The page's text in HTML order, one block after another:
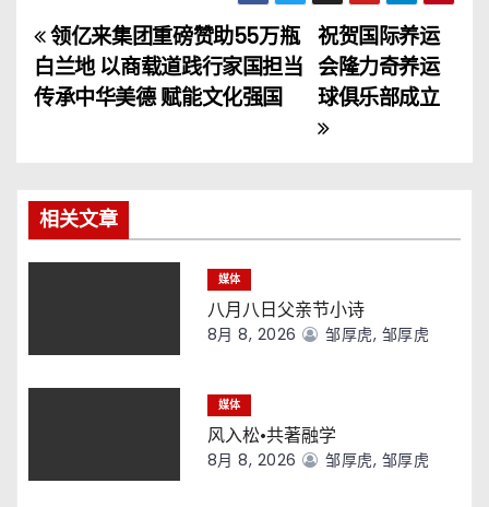
文
章
祝贺国际养运
会隆力奇养运
球俱乐部成立
领亿来集团重磅赞助55万瓶
白兰地 以商载道践行家国担当
传承中华美德 赋能文化强国
相关文章
媒体
八月八日父亲节小诗
8月 8, 2026 邹厚虎, 邹厚虎
媒体
风入松·共著融学
8月 8, 2026 邹厚虎, 邹厚虎